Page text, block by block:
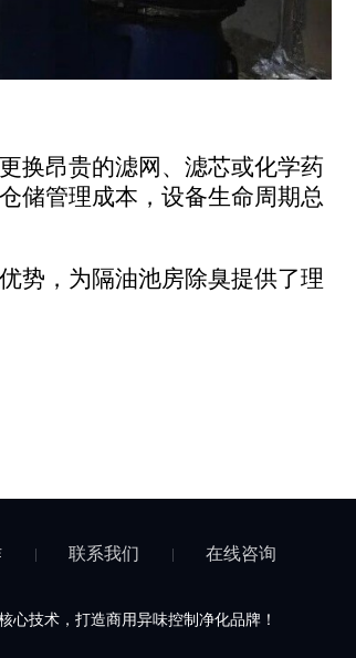
换昂贵的滤网、滤芯或化学药
储管理成本，设备生命周期总
势，为隔油池房除臭提供了理
联系我们 在线咨询
心技术，打造商用异味控制净化品牌！